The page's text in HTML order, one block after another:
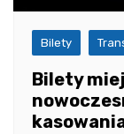
Bilety
Bilety